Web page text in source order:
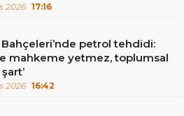
2026 17:16
Bahçeleri’nde petrol tehdidi:
mahkeme yetmez, toplumsal
2026 16:42